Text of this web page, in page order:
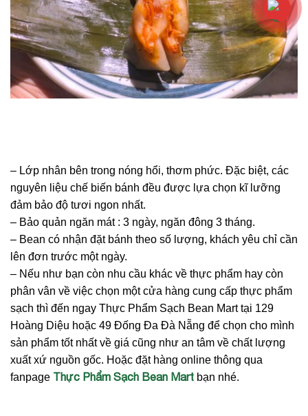
– Lớp nhân bên trong nóng hổi, thơm phức. Đặc biệt, các
nguyên liệu chế biến bánh đều được lựa chọn kĩ lưỡng
đảm bảo độ tươi ngon nhất.
– Bảo quản ngăn mát : 3 ngày, ngăn đông 3 tháng.
– Bean có nhận đặt bánh theo số lượng, khách yêu chỉ cần
lên đơn trước một ngày.
– Nếu như bạn còn nhu cầu khác về thực phẩm hay còn
phân vân về việc chọn một cửa hàng cung cấp thực phẩm
sạch thì đến ngay Thực Phẩm Sạch Bean Mart tại 129
Hoàng Diệu hoặc 49 Đống Đa Đà Nẵng để chọn cho mình
sản phẩm tốt nhất về giá cũng như an tâm về chất lượng
xuất xứ nguồn gốc. Hoặc đặt hàng online thông qua
fanpage Thực Phẩm Sạch Bean Mart bạn nhé.